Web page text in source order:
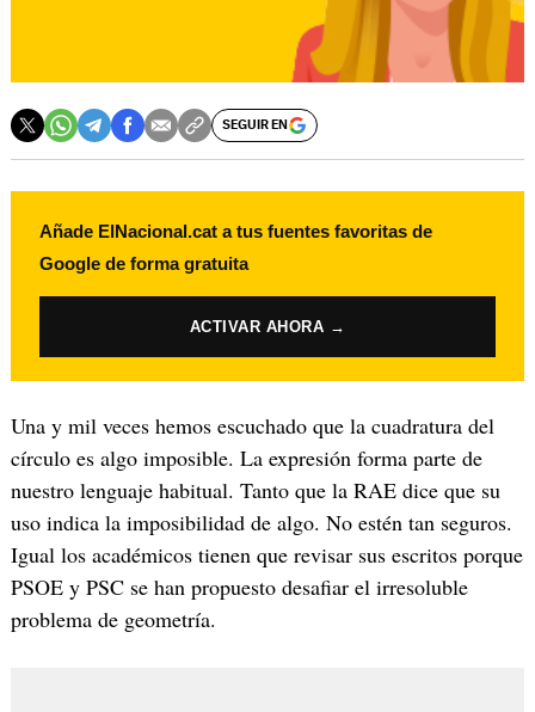
SEGUIR EN
Añade ElNacional.cat a tus fuentes favoritas de
Google de forma gratuita
ACTIVAR AHORA →
Una y mil veces hemos escuchado que la cuadratura del
círculo es algo imposible. La expresión forma parte de
nuestro lenguaje habitual. Tanto que la RAE dice que su
uso indica la imposibilidad de algo. No estén tan seguros.
Igual los académicos tienen que revisar sus escritos porque
PSOE y PSC se han propuesto desafiar el irresoluble
problema de geometría.